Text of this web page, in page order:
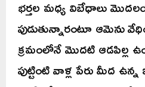
భర్తల మధ్య విబేధాలు
పుడుతున్నారంటూ ఆమెను
క్రమంలోనే మొదటి ఆడపిల్ల
పుట్టింటి వాళ్ల పేరు మీద